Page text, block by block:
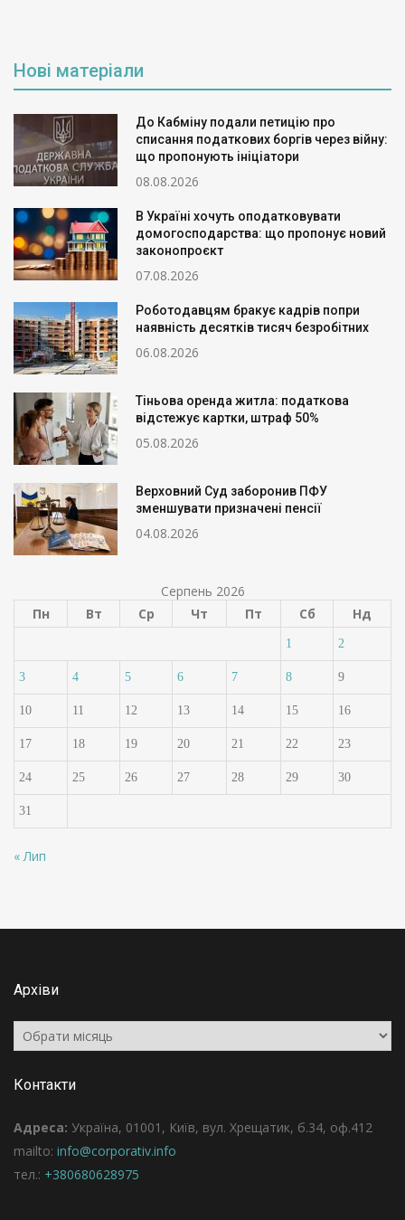
Нові матеріали
До Кабміну подали петицію про
списання податкових боргів через війну:
що пропонують ініціатори
08.08.2026
В Україні хочуть оподатковувати
домогосподарства: що пропонує новий
законопроєкт
07.08.2026
Роботодавцям бракує кадрів попри
наявність десятків тисяч безробітних
06.08.2026
Тіньова оренда житла: податкова
відстежує картки, штраф 50%
05.08.2026
Верховний Суд заборонив ПФУ
зменшувати призначені пенсії
04.08.2026
Серпень 2026
Пн
Вт Ср Чт Пт Сб Нд
1 2
3 4 5 6 7 8 9
10 11 12 13 14 15 16
17 18 19 20 21 22 23
24 25 26 27 28 29 30
31
« Лип
Архіви
Архіви
Контакти
Адреса: Україна, 01001, Київ, вул. Хрещатик, б.34, оф.412
mailto: info@corporativ.info
тел.: +380680628975